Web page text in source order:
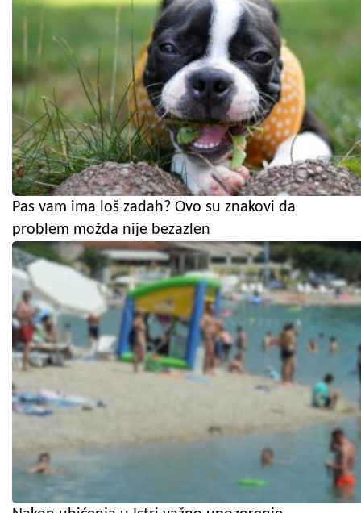
Pas vam ima loš zadah? Ovo su znakovi da
problem možda nije bezazlen